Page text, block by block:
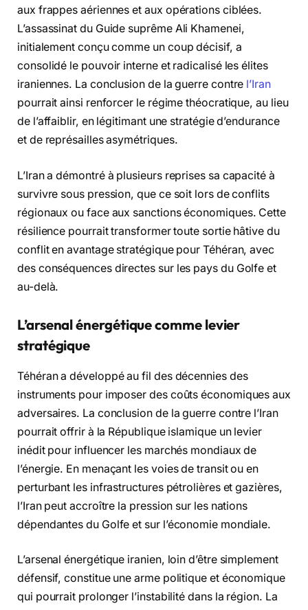
aux frappes aériennes et aux opérations ciblées.
L’assassinat du Guide suprême Ali Khamenei,
initialement conçu comme un coup décisif, a
consolidé le pouvoir interne et radicalisé les élites
iraniennes. La conclusion de la guerre contre l’Iran
pourrait ainsi renforcer le régime théocratique, au lieu
de l’affaiblir, en légitimant une stratégie d’endurance
et de représailles asymétriques.
L’Iran a démontré à plusieurs reprises sa capacité à
survivre sous pression, que ce soit lors de conflits
régionaux ou face aux sanctions économiques. Cette
résilience pourrait transformer toute sortie hâtive du
conflit en avantage stratégique pour Téhéran, avec
des conséquences directes sur les pays du Golfe et
au-delà.
L’arsenal énergétique comme levier
stratégique
Téhéran a développé au fil des décennies des
instruments pour imposer des coûts économiques aux
adversaires. La conclusion de la guerre contre l’Iran
pourrait offrir à la République islamique un levier
inédit pour influencer les marchés mondiaux de
l’énergie. En menaçant les voies de transit ou en
perturbant les infrastructures pétrolières et gazières,
l’Iran peut accroître la pression sur les nations
dépendantes du Golfe et sur l’économie mondiale.
L’arsenal énergétique iranien, loin d’être simplement
défensif, constitue une arme politique et économique
qui pourrait prolonger l’instabilité dans la région. La